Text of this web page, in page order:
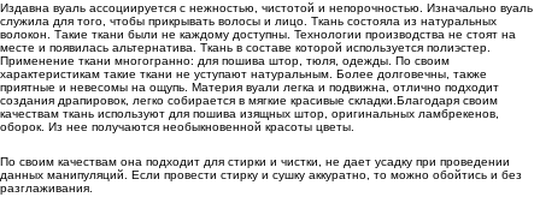
Издавна вуаль ассоциируется с нежностью, чистотой и непорочностью. Изначально вуаль
служила для того, чтобы прикрывать волосы и лицо. Ткань состояла из натуральных
волокон. Такие ткани были не каждому доступны. Технологии производства не стоят на
месте и появилась альтернатива. Ткань в составе которой используется полиэстер.
Применение ткани многогранно: для пошива штор, тюля, одежды. По своим
характеристикам такие ткани не уступают натуральным. Более долговечны, также
приятные и невесомы на ощупь. Материя вуали легка и подвижна, отлично подходит
создания драпировок, легко собирается в мягкие красивые складки.Благодаря своим
качествам ткань используют для пошива изящных штор, оригинальных ламбрекенов,
оборок. Из нее получаются необыкновенной красоты цветы.
По своим качествам она подходит для стирки и чистки, не дает усадку при проведении
данных манипуляций. Если провести стирку и сушку аккуратно, то можно обойтись и без
разглаживания.